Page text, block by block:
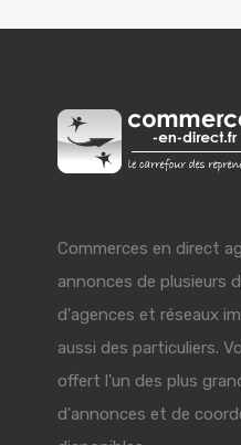
Commerces en direct
annonces de plusieurs
d'agences et réseaux
aussi des particuliers.
offert l'un des plus
d'annonces et de